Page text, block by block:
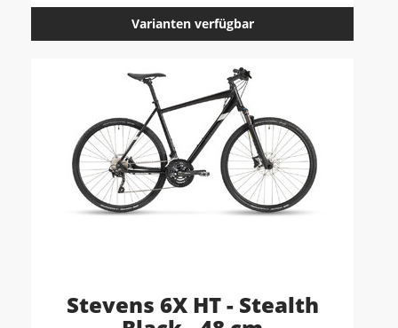
Varianten verfügbar
Stevens 6X HT - Stealth